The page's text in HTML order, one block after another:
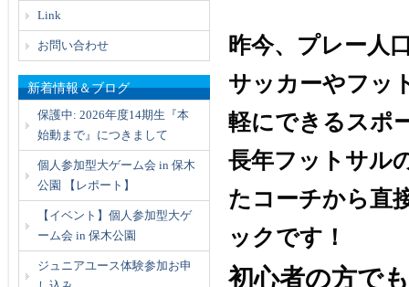
昨今、プレー人
サッカーやフッ
軽にできるスポ
長年フットサル
たコーチから直
ックです！
初心者の方で
Link
お問い合わせ
新着情報＆ブログ
保護中: 2026年度14期生『本
始動まで』につきまして
個人参加型大ゲーム会 in 保木
公園 【レポート】
【イベント】個人参加型大ゲ
ーム会 in 保木公園
ジュニアユース体験参加お申